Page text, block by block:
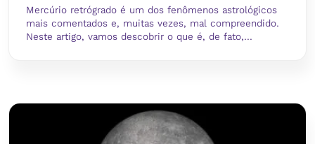
Mercúrio retrógrado é um dos fenômenos astrológicos
mais comentados e, muitas vezes, mal compreendido.
Neste artigo, vamos descobrir o que é, de fato,...